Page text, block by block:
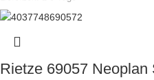
Rietze 69057 Neoplan